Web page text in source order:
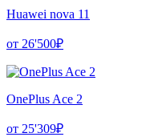
Huawei nova 11
от 26'500₽
OnePlus Ace 2
от 25'309₽